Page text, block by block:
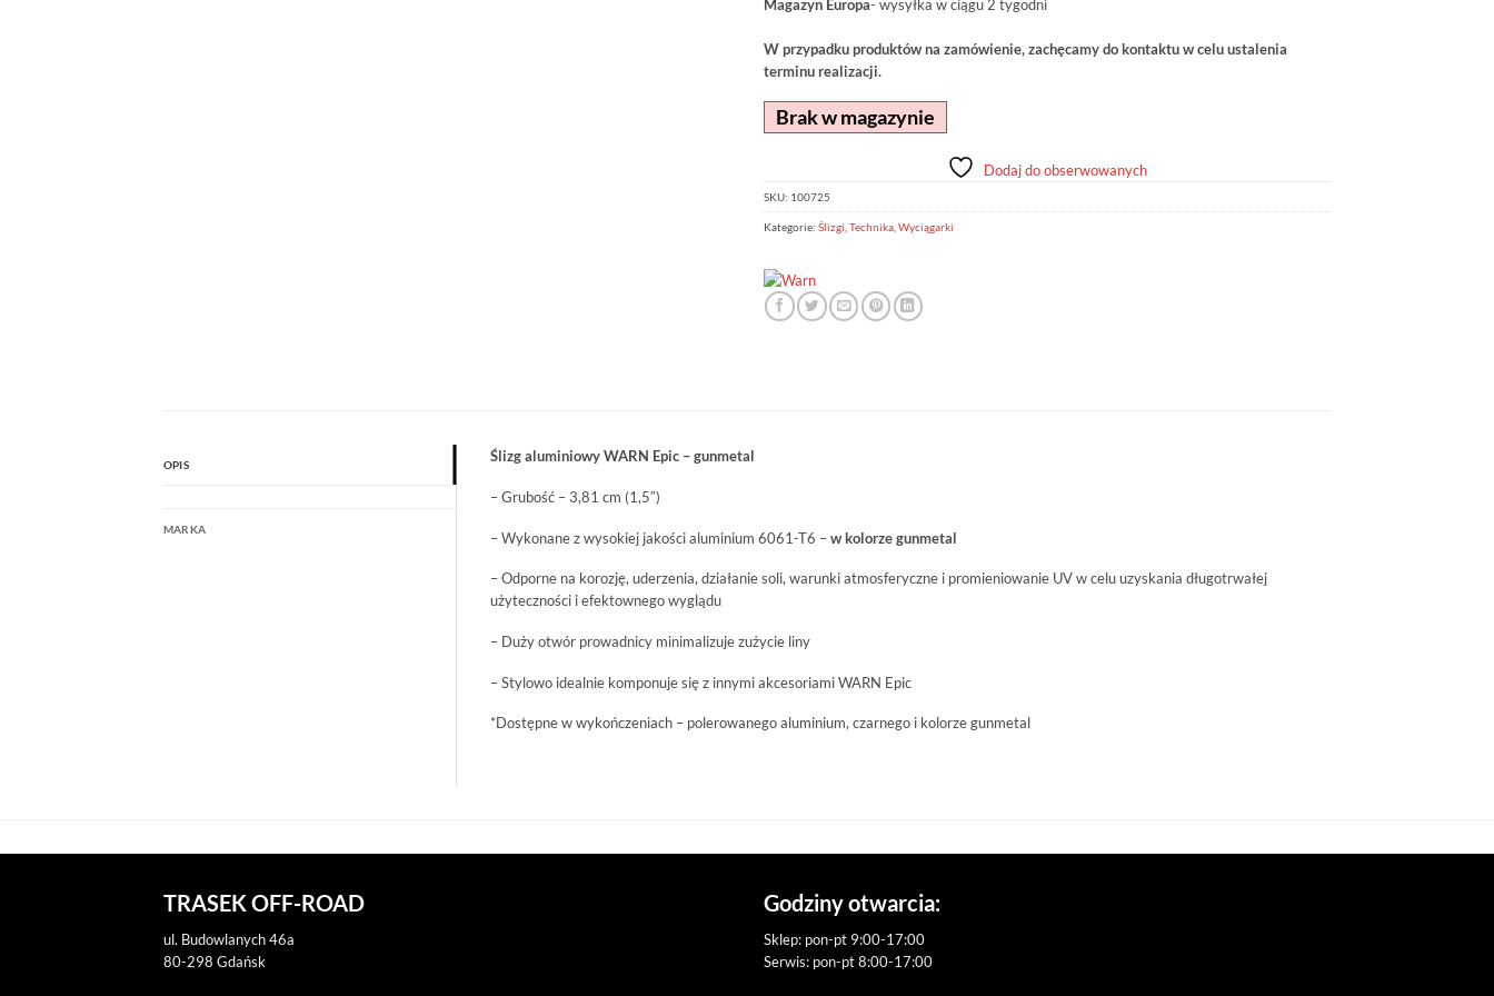
Magazyn Europa- wysyłka w ciągu 2 tygodni
W przypadku produktów na zamówienie, zachęcamy do kontaktu w celu ustalenia
terminu realizacji.
Brak w magazynie
Dodaj do obserwowanych
SKU: 100725
Kategorie: Ślizgi Technika Wyciągarki
OPIS
MARKA
Ślizg aluminiowy WARN Epic – gunmetal
– Grubość – 3,81 cm (1,5″)
– Wykonane z wysokiej jakości aluminium 6061-T6 –w kolorze gunmetal
– Odporne na korozję, uderzenia, działanie soli, warunki atmosferyczne i promieniowanie UV w celu uzyskania długotrwałej
użyteczności i efektownego wyglądu
– Duży otwór prowadnicy minimalizuje zużycie liny
– Stylowo idealnie komponuje się z innymi akcesoriami WARN Epic
*Dostępne w wykończeniach – polerowanego aluminium, czarnego i kolorze gunmetal
TRASEK OFF-ROAD
ul. Budowlanych 46a
80-298 Gdańsk
Godziny otwarcia:
Sklep: pon-pt 9:00-17:00
Serwis: pon-pt 8:00-17:00